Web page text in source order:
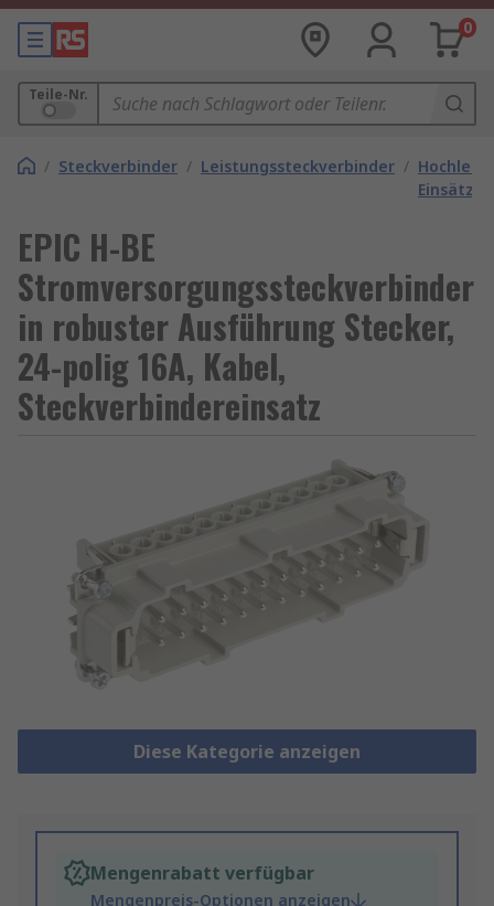
0
Teile-Nr.
/ Steckverbinder / Leistungssteckverbinder /
Einsätze
EPIC H-BE
Stromversorgungssteckverbinder
in robuster Ausführung Stecker,
24-polig 16A, Kabel,
Steckverbindereinsatz
Diese Kategorie anzeigen
Mengenrabatt verfügbar
Mengenpreis-Optionen anzeigen